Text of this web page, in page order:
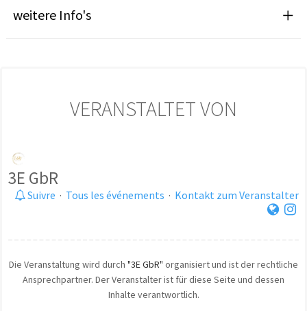
weitere Info's
VERANSTALTET VON
3E GbR
Suivre · Tous les événements · Kontakt zum Veranstalter
Die Veranstaltung wird durch "3E GbR" organisiert und ist der rechtliche
Ansprechpartner. Der Veranstalter ist für diese Seite und dessen
Inhalte verantwortlich.